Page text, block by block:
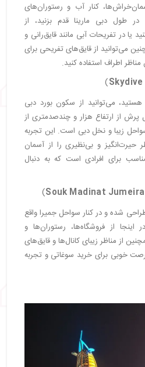
کنار آب و رستوران‌های
طول دبی مارینا قدم بزنید، از
یا در تفریحات آبی مانند قایق‌رانی و
می‌توانید از قایق‌های تفریحی برای
اطراف استفاده کنید.
)
می‌توانید از سکون بورد دبی
پرش از ارتفاع هزار و چندصدمتری از
زیبا و نخل دبی است. این تجربه
حیرت‌انگیز و بی‌نظیری را از آسمان
برای افرادی است که به دنبال
Souk Madinat
)
شده و در کنار سواحل جمیرا واقع
از فروشگاه‌ها، رستوران‌ها و
از مناظر زیبای کانال‌ها و قایق‌های
خوبی برای خرید سوغاتی و تجربه